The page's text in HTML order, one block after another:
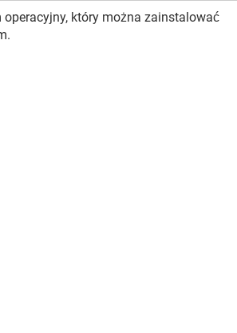
który można zainstalować